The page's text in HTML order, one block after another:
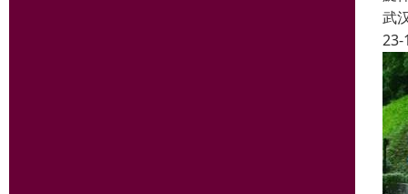
武
23-